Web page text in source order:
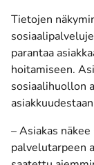
Tietojen
parantaa
hoitamiseen.
sosiaalihuollon
– Asiakas
palvelutarpeen